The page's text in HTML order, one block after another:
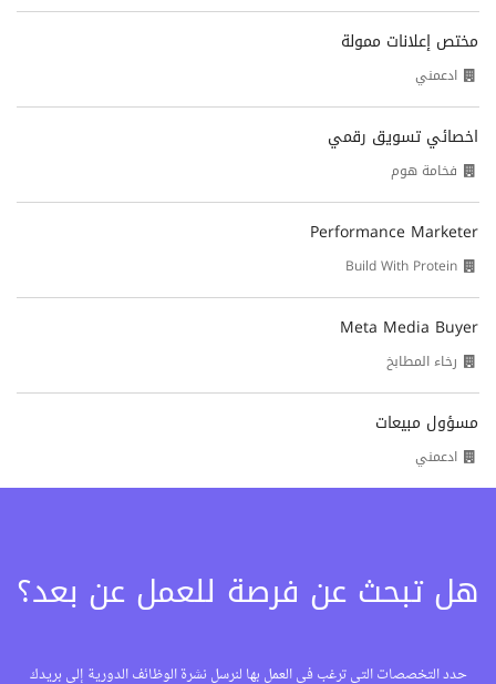
مختص إعلانات ممولة
ادعمني
اخصائي تسويق رقمي
فخامة هوم
Performance Marketer
Build With Protein
Meta Media Buyer
رخاء المطابخ
مسؤول مبيعات
ادعمني
هل تبحث عن فرصة للعمل عن بعد؟
حدد التخصصات التي ترغب في العمل بها لنرسل نشرة الوظائف الدورية إلى بريدك